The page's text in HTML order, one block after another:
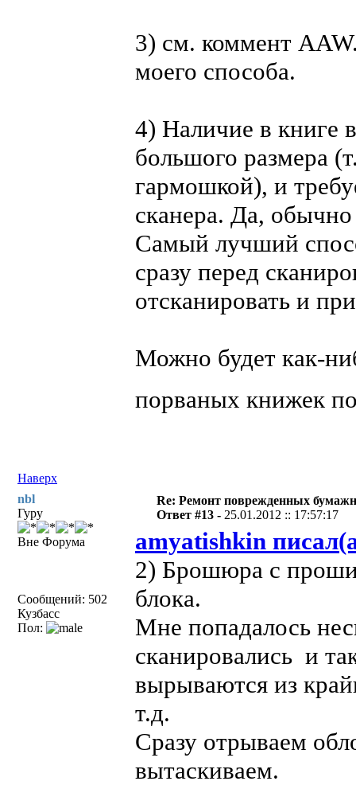
3) см. коммент
моего способа.
4) Наличие в книге
большого размера
гармошкой), и
сканера. Да,
Самый лучший
сразу перед
отсканировать и
Можно будет как-
порваных книжек
Наверх
nbl
Гуру
Вне Форума
Сообщений: 502
Кузбасс
Пол:
Re: Ремонт поврежденных
Ответ #13 - 25.01.2012 :: 17:57:17
amyatishkin
2) Брошюра с
блока.
Мне попадалось
сканировались и
вырываются из
т.д.
Сразу отрываем
вытаскиваем.